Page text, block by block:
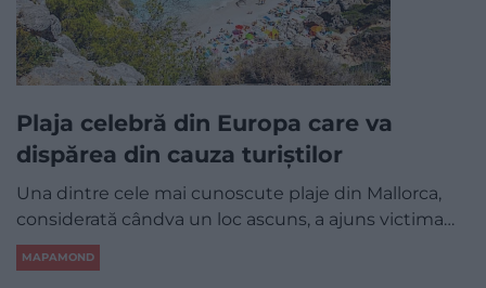
Plaja celebră din Europa care va
dispărea din cauza turiștilor
Una dintre cele mai cunoscute plaje din Mallorca,
considerată cândva un loc ascuns, a ajuns victima…
MAPAMOND